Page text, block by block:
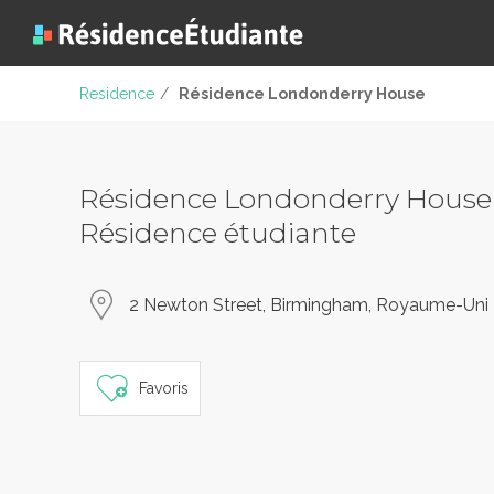
Residence / Résidence Londonderry House
Résidence Londonderry
Résidence étudiante
2 Newton Street, Birmingham, Royaume-Uni
Favoris